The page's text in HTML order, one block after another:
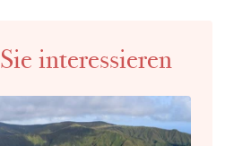
interessieren